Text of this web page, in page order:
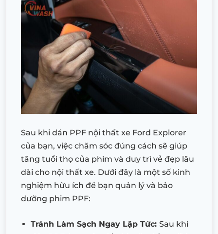
Sau khi dán PPF nội thất xe Ford Explorer
của bạn, việc chăm sóc đúng cách sẽ giúp
tăng tuổi thọ của phim và duy trì vẻ đẹp lâu
dài cho nội thất xe. Dưới đây là một số kinh
nghiệm hữu ích để bạn quản lý và bảo
dưỡng phim PPF:
Tránh Làm Sạch Ngay Lập Tức: Sau khi